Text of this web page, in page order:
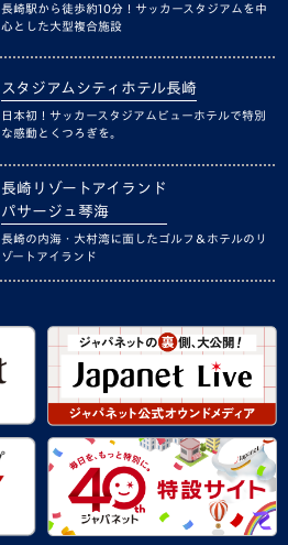
長崎駅から徒歩約10分！サッカースタジアムを中
心とした大型複合施設
スタジアムシティホテル長崎
日本初！サッカースタジアムビューホテルで特別
な感動とくつろぎを。
長崎リゾートアイランド
パサージュ琴海
長崎の内海・大村湾に面したゴルフ＆ホテルのリ
ゾートアイランド